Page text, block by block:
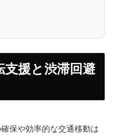
支援と渋滞回避
保や効率的な交通移動は